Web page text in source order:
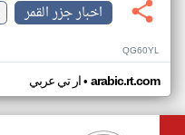
اخبار جزر القمر
QG60YL
ار تي عربي• arabic.rt.com